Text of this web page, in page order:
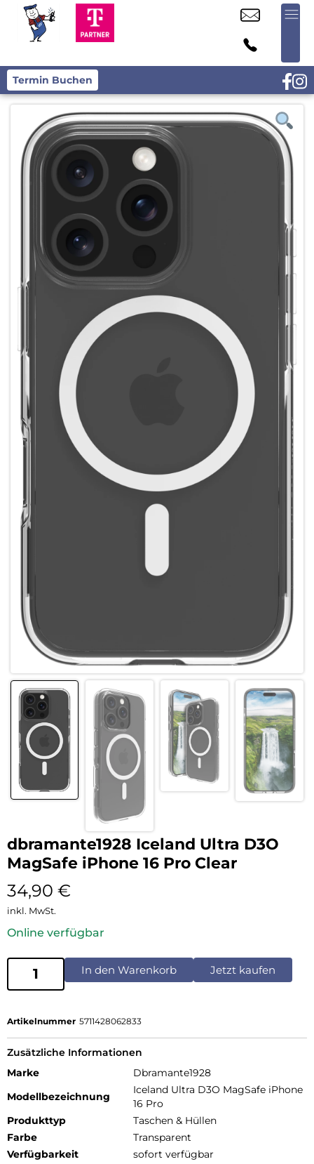
Termin Buchen
dbramante1928 Iceland Ultra D3O
MagSafe iPhone 16 Pro Clear
34,90 €
inkl. MwSt.
Online verfügbar
In den Warenkorb Jetzt kaufen
Artikelnummer 5711428062833
Zusätzliche Informationen
Marke
Dbramante1928
Modellbezeichnung
Iceland Ultra D3O MagSafe iPhone
16 Pro
Produkttyp
Taschen & Hüllen
Farbe
Transparent
Verfügbarkeit
sofort verfügbar